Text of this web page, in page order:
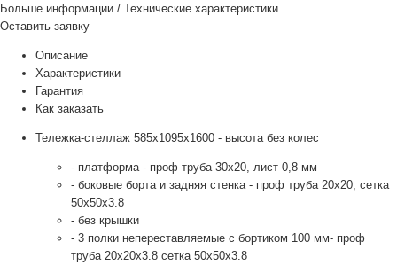
Больше информации / Технические характеристики
Оставить заявку
Описание
Характеристики
Гарантия
Как заказать
Тележка-стеллаж 585х1095х1600 - высота без колес
- платформа - проф труба 30х20, лист 0,8 мм
- боковые борта и задняя стенка - проф труба 20х20, сетка
50х50х3.8
- без крышки
- 3 полки непереставляемые с бортиком 100 мм- проф
труба 20х20х3.8 сетка 50х50х3.8